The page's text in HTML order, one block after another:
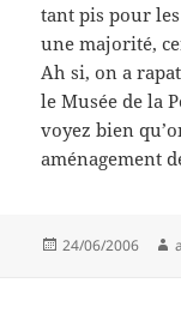
tant pis pour les
une majorité,
Ah si, on a
le Musée de la
voyez bien
aménagement
Posted
24/06/2006